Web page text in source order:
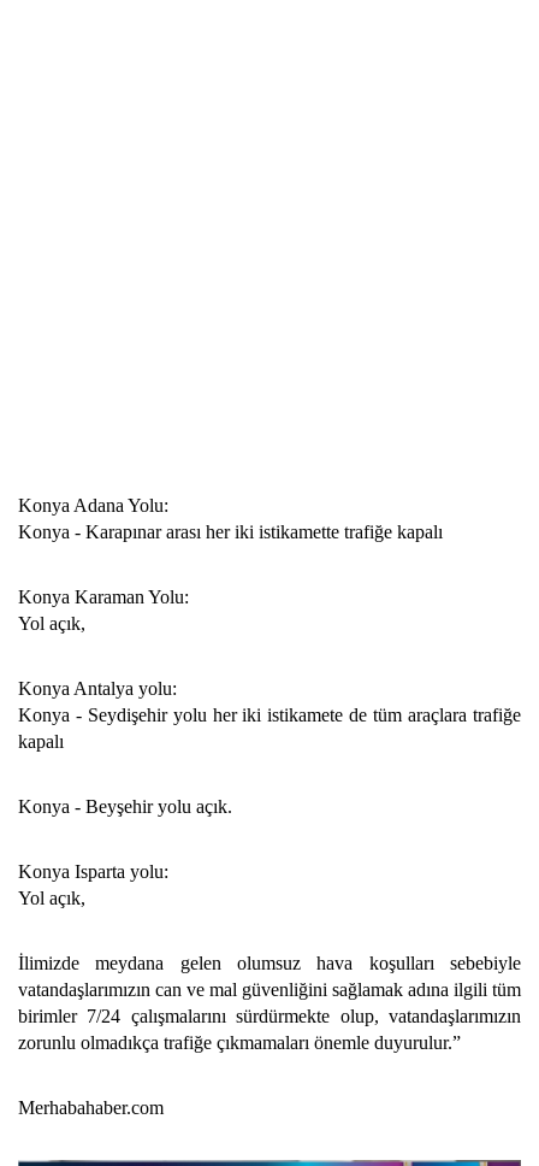
Konya Adana Yolu:
Konya - Karapınar arası her iki istikamette trafiğe kapalı
Konya Karaman Yolu:
Yol açık,
Konya Antalya yolu:
Konya - Seydişehir yolu her iki istikamete de tüm araçlara trafiğe
kapalı
Konya - Beyşehir yolu açık.
Konya Isparta yolu:
Yol açık,
İlimizde meydana gelen olumsuz hava koşulları sebebiyle
vatandaşlarımızın can ve mal güvenliğini sağlamak adına ilgili tüm
birimler 7/24 çalışmalarını sürdürmekte olup, vatandaşlarımızın
zorunlu olmadıkça trafiğe çıkmamaları önemle duyurulur.”
Merhabahaber.com